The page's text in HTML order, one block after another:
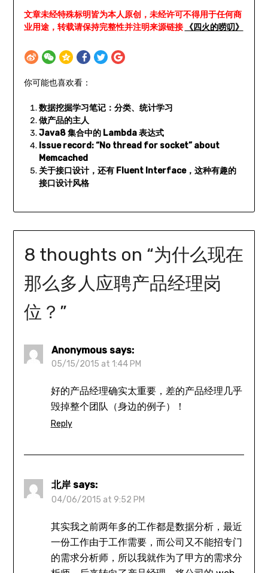
文章未经特殊标明皆为本人原创，未经许可不得用于任何商
业用途，转载请保持完整性并注明来源链接
《四火的唠叨》
你可能也喜欢看：
数据挖掘学习笔记：分类、统计学习
做产品的主人
Java8 集合中的 Lambda 表达式
Issue record: “No thread for socket” about
Memcached
关于接口设计，还有 Fluent Interface，这种有趣的
接口设计风格
8 thoughts on “为什么现在
那么多人应聘产品经理岗
位？ ”
Anonymous says:
05/15/2015 at 1:44 PM
好的产品经理确实太重要，差的产品经理几乎
毁掉整个团队（身边的例子）！
Reply
北岸 says:
04/06/2015 at 9:52 PM
其实我之前两年多的工作都是数据分析，最近
一份工作由于工作需要，而公司又不能招专门
的需求分析师，所以我就作为了甲方的需求分